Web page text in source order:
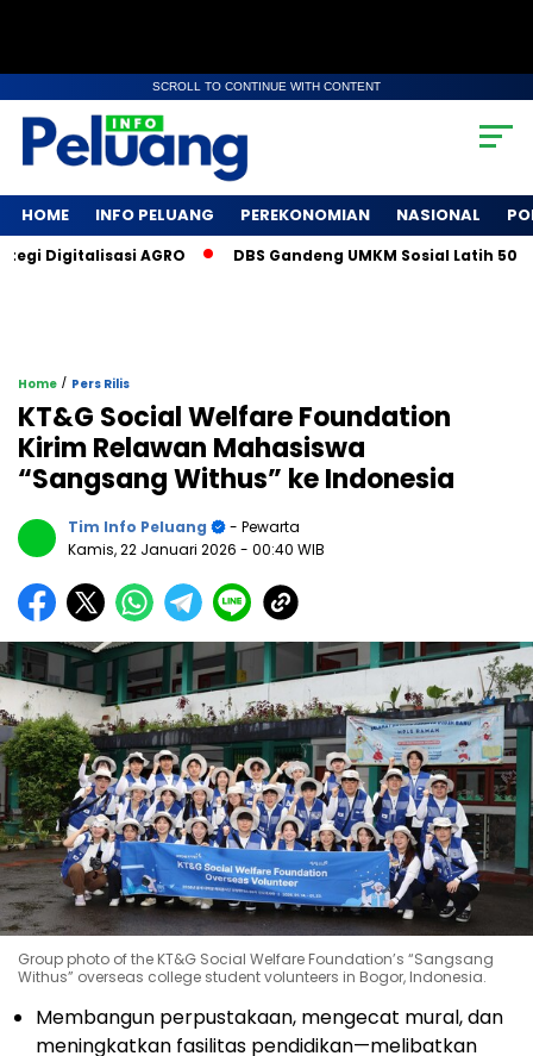
SCROLL TO CONTINUE WITH CONTENT
HOME INFO PELUANG PEREKONOMIAN NASIONAL
AGRO DBS Gandeng UMKM Sosial Latih 500
Home / Pers Rilis
KT&G Social Welfare Foundation
Kirim Relawan Mahasiswa
“Sangsang Withus” ke Indonesia
Tim Info Peluang
- Pewarta
Kamis, 22 Januari 2026 - 00:40 WIB
Group photo of the KT&G Social Welfare Foundation’s “Sangsang
Withus” overseas college student volunteers in Bogor, Indonesia.
Membangun perpustakaan, mengecat mural, dan
meningkatkan fasilitas pendidikan—melibatkan